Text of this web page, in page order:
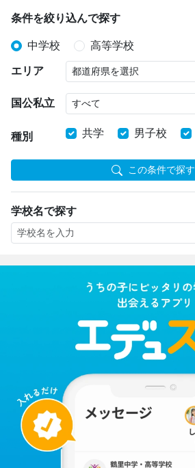
条件を絞り込んで探す
中学校 高等学校
エリア
国公私立
種別 共学 男子校
この条件で探す
学校名で探す